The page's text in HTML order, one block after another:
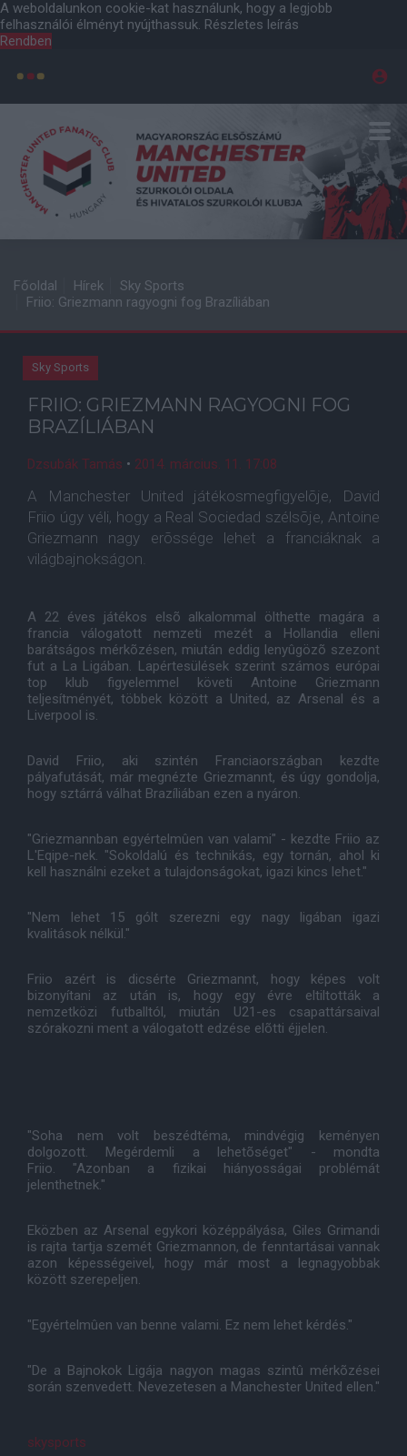
A weboldalunkon cookie-kat használunk, hogy a legjobb
felhasználói élményt nyújthassuk. Részletes leírás
Rendben
Főoldal Hírek
Sky Sports
Friio: Griezmann ragyogni fog Brazíliában
Sky Sports
FRIIO: GRIEZMANN RAGYOGNI FOG
BRAZÍLIÁBAN
Dzsubák Tamás • 2014. március. 11. 17:08
A Manchester United játékosmegfigyelõje, David
Friio úgy véli, hogy a Real Sociedad szélsõje, Antoine
Griezmann nagy erõssége lehet a franciáknak a
világbajnokságon.
A 22 éves játékos elsõ alkalommal ölthette magára a
francia válogatott nemzeti mezét a Hollandia elleni
barátságos mérkõzésen, miután eddig lenyûgözõ szezont
fut a La Ligában. Lapértesülések szerint számos európai
top klub figyelemmel követi Antoine Griezmann
teljesítményét, többek között a United, az Arsenal és a
Liverpool is.
David Friio, aki szintén Franciaországban kezdte
pályafutását, már megnézte Griezmannt, és úgy gondolja,
hogy sztárrá válhat Brazíliában ezen a nyáron.
"Griezmannban egyértelmûen van valami" - kezdte Friio az
L'Eqipe-nek. "Sokoldalú és technikás, egy tornán, ahol ki
kell használni ezeket a tulajdonságokat, igazi kincs lehet."
"Nem lehet 15 gólt szerezni egy nagy ligában igazi
kvalitások nélkül."
Friio azért is dicsérte Griezmannt, hogy képes volt
bizonyítani az után is, hogy egy évre eltiltották a
nemzetközi futballtól, miután U21-es csapattársaival
szórakozni ment a válogatott edzése elõtti éjjelen.
"Soha nem volt beszédtéma, mindvégig keményen
dolgozott. Megérdemli a lehetõséget" - mondta
Friio. "Azonban a fizikai hiányosságai problémát
jelenthetnek."
Eközben az Arsenal egykori középpályása, Giles Grimandi
is rajta tartja szemét Griezmannon, de fenntartásai vannak
azon képességeivel, hogy már most a legnagyobbak
között szerepeljen.
"Egyértelmûen van benne valami. Ez nem lehet kérdés."
"De a Bajnokok Ligája nagyon magas szintû mérkõzései
során szenvedett. Nevezetesen a Manchester United ellen."
skysports